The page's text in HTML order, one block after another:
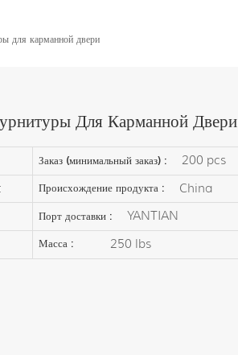
для карманной двери
Для Карманной Двери
Заказ (минимальный заказ) : 200 pcs
Происхождение продукта : China
Порт доставки : YANTIAN
Масса : 250 lbs